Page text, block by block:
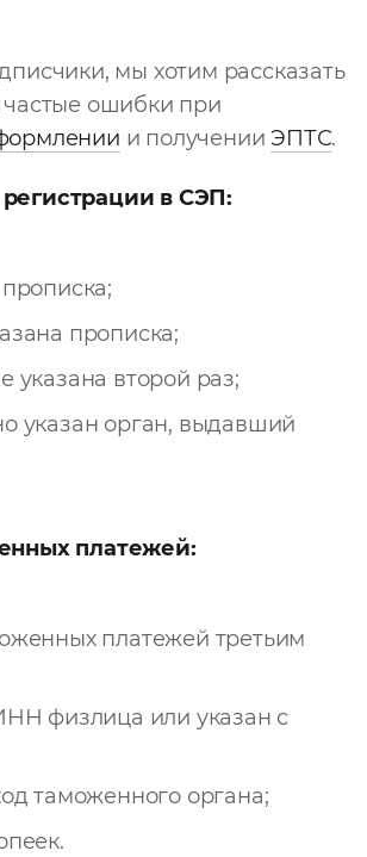
мы хотим рассказать
ошибки при
и полученииЭПТС.
в СЭП:
прописка;
указана второй раз;
указан орган, выдавший
платежей:
платежей третьим
физлица или указан с
таможенного органа;